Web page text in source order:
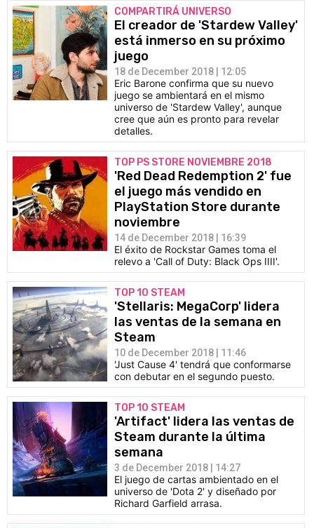
COMPARTIRÁ UNIVERSO
El creador de 'Stardew Valley'
está inmerso en su próximo
juego
18 de December 2018 | 12:05
Eric Barone confirma que su nuevo
juego se ambientará en el mismo
universo de 'Stardew Valley', aunque
cree que aún es pronto para revelar
detalles.
TOP PS STORE NOVIEMBRE 2018
'Red Dead Redemption 2' fue
el juego más vendido en
PlayStation Store durante
noviembre
14 de December 2018 | 16:39
El éxito de Rockstar Games toma el
relevo a 'Call of Duty: Black Ops IIII'.
TOP 10 STEAM
'Stellaris: MegaCorp' lidera
las ventas de la semana en
Steam
10 de December 2018 | 11:46
'Just Cause 4' tendrá que conformarse
con debutar en el segundo puesto.
TOP 10 STEAM
'Artifact' lidera las ventas de
Steam durante la última
semana
3 de December 2018 | 14:27
El juego de cartas ambientado en el
universo de 'Dota 2' y diseñado por
Richard Garfield arrasa.